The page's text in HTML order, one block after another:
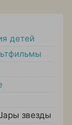
детей
звезды